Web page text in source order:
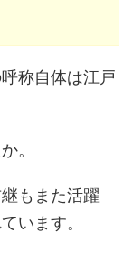
称自体は江戸
。
もまた活躍
います。